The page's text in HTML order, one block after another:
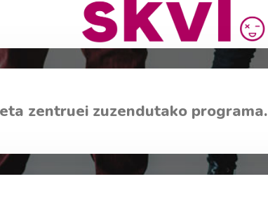
zentruei zuzendutako programa.